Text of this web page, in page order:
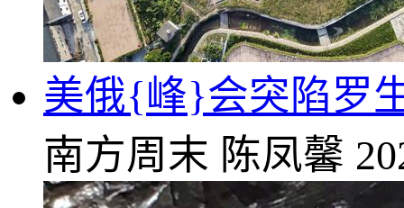
美俄{峰}会突陷罗
南方周末 陈凤馨